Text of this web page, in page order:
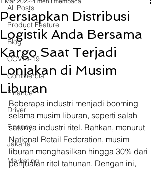
All Posts
Product Feature
Blog
COVID-19
Commercial
Finance
Driver
Finance
Jakarta
Marketing
Persiapkan Distribusi
Logistik Anda Bersama
Kargo Saat Terjadi
Lonjakan di Musim
Liburan
Beberapa industri menjadi booming
selama musim liburan, seperti salah
satunya industri ritel. Bahkan, menurut
National Retail Federation, musim
liburan menghasilkan hingga 30% dari
penjualan ritel tahunan. Dengan ini,